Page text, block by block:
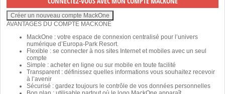
AVANTAGES DU COMPTE MACKONE
MackOne : votre espace de connexion centralisé pour l’univers
numérique d’Europa-Park Resort.
Flexible : se connecter à nos sites Internet et mobiles avec un seul
compte
Simple : acheter en ligne ou sur mobile en toute facilité
Transparent : définissez quelles informations vous souhaitez recevoir
à l’avenir
Sécurisé : gardez toujours le contrôle de vos données personnelles